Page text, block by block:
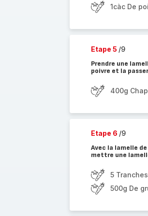
1càc De
Etape 5 /9
Prendre une
poivre et la
400g
Etape 6 /9
Avec la lamelle
mettre une
5
500g De